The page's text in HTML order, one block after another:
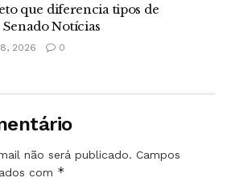
que diferencia tipos de
Notícias
2026 0
não será publicado. Campos
com *